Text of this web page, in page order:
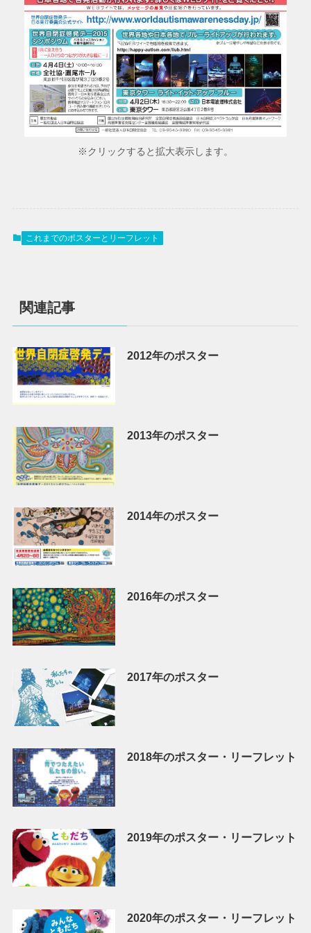
※クリックすると拡大表示します。
これまでのポスターとリーフレット
関連記事
2012年のポスター
2013年のポスター
2014年のポスター
2016年のポスター
2017年のポスター
2018年のポスター・リーフレット
2019年のポスター・リーフレット
2020年のポスター・リーフレット